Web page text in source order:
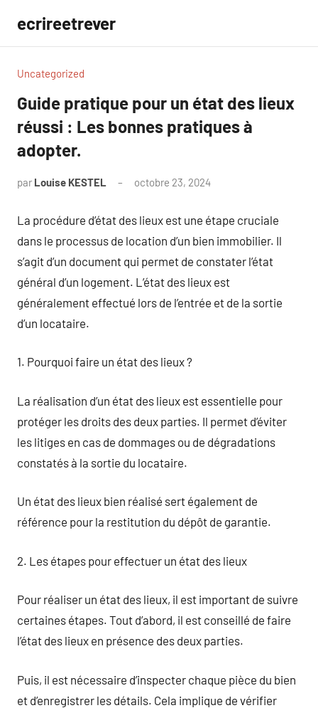
contenu
ecrireetrever
Uncategorized
Guide pratique pour un état des lieux
réussi : Les bonnes pratiques à
adopter.
par Louise KESTEL octobre 23, 2024
La procédure d’état des lieux est une étape cruciale
dans le processus de location d’un bien immobilier. Il
s’agit d’un document qui permet de constater l’état
général d’un logement. L’état des lieux est
généralement effectué lors de l’entrée et de la sortie
d’un locataire.
1. Pourquoi faire un état des lieux ?
La réalisation d’un état des lieux est essentielle pour
protéger les droits des deux parties. Il permet d’éviter
les litiges en cas de dommages ou de dégradations
constatés à la sortie du locataire.
Un état des lieux bien réalisé sert également de
référence pour la restitution du dépôt de garantie.
2. Les étapes pour effectuer un état des lieux
Pour réaliser un état des lieux, il est important de suivre
certaines étapes. Tout d’abord, il est conseillé de faire
l’état des lieux en présence des deux parties.
Puis, il est nécessaire d’inspecter chaque pièce du bien
et d’enregistrer les détails. Cela implique de vérifier